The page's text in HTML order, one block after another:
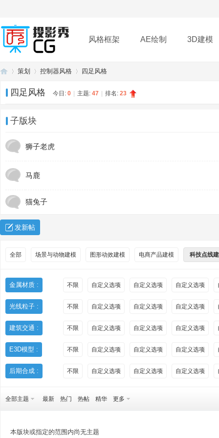
风格框架 AE绘制 3D建模
插件 帮助 下载
策划 控制器风格 四足风格
四足风格 今日: 0 主题: 47 排名: 23
子版块
狮子老虎
马鹿
猫兔子
发新帖
全部 场景与动物建模 图形动效建模 电商产品建模 科技点线
金属材质 : 不限 自定义选项 自定义选项 自定义选项
光线粒子 : 不限 自定义选项 自定义选项 自定义选项
建筑交通 : 不限 自定义选项 自定义选项 自定义选项
E3D模型 : 不限 自定义选项 自定义选项 自定义选项
后期合成 : 不限 自定义选项 自定义选项 自定义选项
全部主题 最新 热门 热帖 精华 更多
本版块或指定的范围内尚无主题